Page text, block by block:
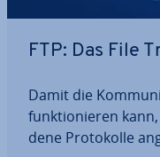
FTP: Das File
Damit die
funk­tio­nie­ren
de­ne Pro­to­kol­le